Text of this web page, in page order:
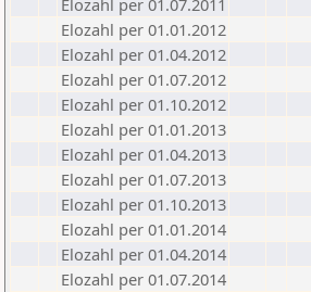
Elozahl per 01.07.2011
Elozahl per 01.01.2012
Elozahl per 01.04.2012
Elozahl per 01.07.2012
Elozahl per 01.10.2012
Elozahl per 01.01.2013
Elozahl per 01.04.2013
Elozahl per 01.07.2013
Elozahl per 01.10.2013
Elozahl per 01.01.2014
Elozahl per 01.04.2014
Elozahl per 01.07.2014